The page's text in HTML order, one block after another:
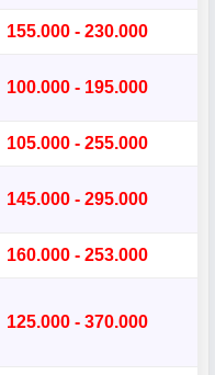
155.000 - 230.000
100.000 - 195.000
105.000 - 255.000
145.000 - 295.000
160.000 - 253.000
125.000 - 370.000